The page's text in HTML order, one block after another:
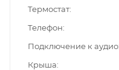
Термостат
Телефон
Подключение к аудио
Крыша